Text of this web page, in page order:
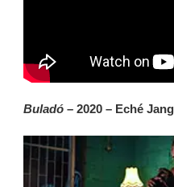
Buladó – 2020 – Eché